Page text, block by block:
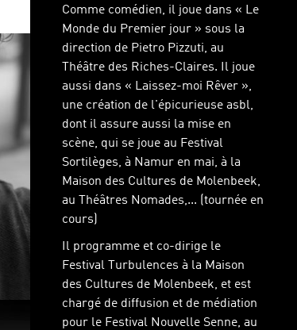
Comme comédien, il joue dans « Le
Monde du Premier jour » sous la
direction de Pietro Pizzuti, au
Théâtre des Riches-Claires. Il joue
aussi dans « Laissez-moi Rêver »,
une création de l'épicurieuse asbl,
dont il assure aussi la mise en
scène, qui se joue au Festival
Sortilèges, à Namur en mai, à la
Maison des Cultures de Molenbeek,
au Théâtres Nomades,... (tournée en
cours)
Il programme et co-dirige le
Festival Turbulences à la Maison
des Cultures de Molenbeek, et est
chargé de diffusion et de médiation
pour le Festival Nouvelle Senne, au